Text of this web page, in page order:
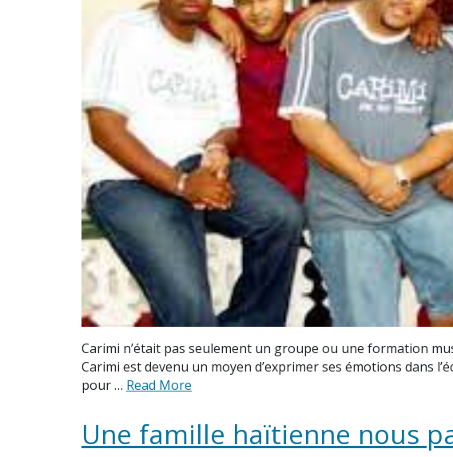
Carimi n’était pas seulement un groupe ou une formation
Carimi est devenu un moyen d’exprimer ses émotions dans
pour … Read More
Une famille haïtienne nous